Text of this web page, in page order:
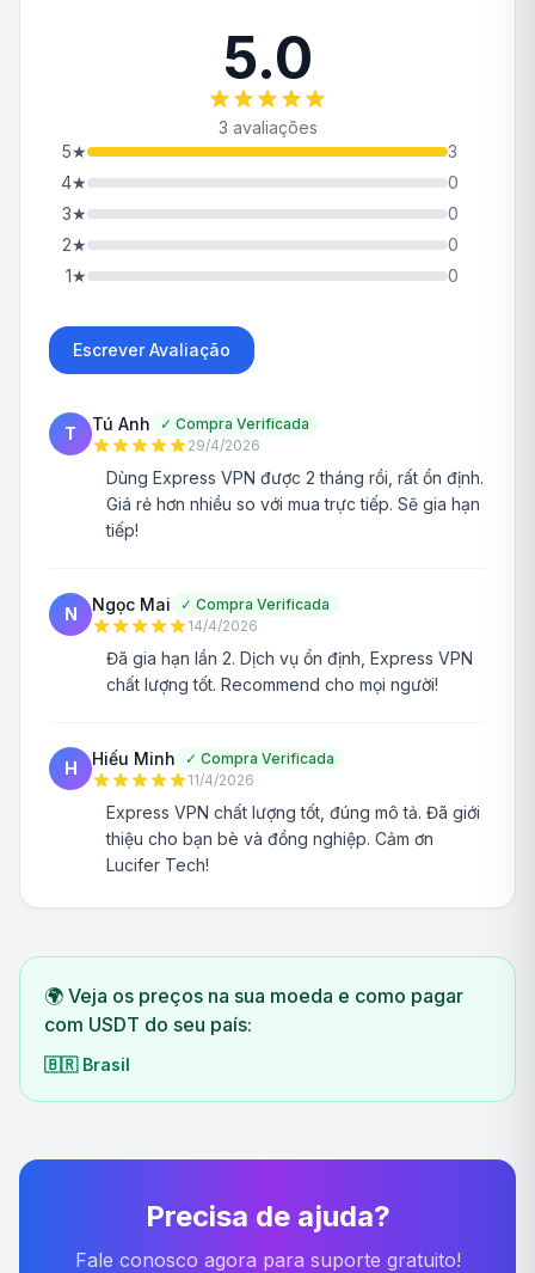
5.0
3 avaliações
5★
3
4★
0
3★
0
2★
0
1★ 0
Escrever Avaliação
T Tú Anh ✓ Compra Verificada
29/4/2026
Dùng Express VPN được 2 tháng rồi, rất ổn định.
Giá rẻ hơn nhiều so với mua trực tiếp. Sẽ gia hạn
tiếp!
N Ngọc Mai ✓ Compra Verificada
14/4/2026
Đã gia hạn lần 2. Dịch vụ ổn định, Express VPN
chất lượng tốt. Recommend cho mọi người!
H Hiếu Minh ✓ Compra Verificada
11/4/2026
Express VPN chất lượng tốt, đúng mô tả. Đã giới
thiệu cho bạn bè và đồng nghiệp. Cảm ơn
Lucifer Tech!
🌍 Veja os preços na sua moeda e como pagar
com USDT do seu país:
🇧🇷 Brasil
Precisa de ajuda?
Fale conosco agora para suporte gratuito!